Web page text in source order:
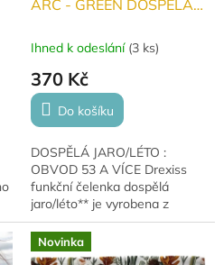
ARC - GREEN DOSPĚLÁ
Ihned k odeslání (3 ks)
370 Kč
Do košíku
DOSPĚLÁ JARO/LÉTO :
OBVOD 53 A VÍCE Drexiss
funkční čelenka dospělá
jaro/léto** je vyrobena z
lehkého funkčního úpletu,
který skvěle odvádí pot.
Perfektní volba pro běžce,...
Novinka